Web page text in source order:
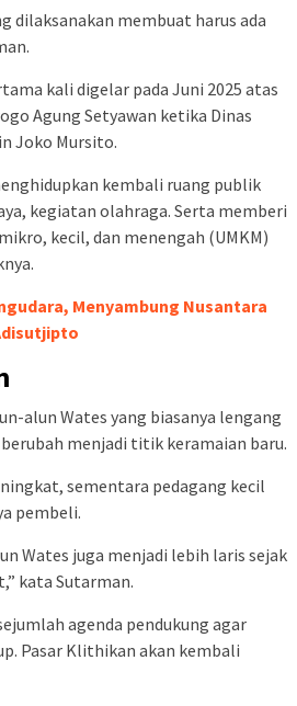
dilaksanakan membuat harus ada
kali digelar pada Juni 2025 atas
Agung Setyawan ketika Dinas
Joko Mursito.
kembali ruang publik
kegiatan olahraga. Serta memberi
kecil, dan menengah (UMKM)
Menyambung Nusantara
alun Wates yang biasanya lengang
menjadi titik keramaian baru.
sementara pedagang kecil
pembeli.
Wates juga menjadi lebih laris sejak
kata Sutarman.
agenda pendukung agar
Pasar Klithikan akan kembali